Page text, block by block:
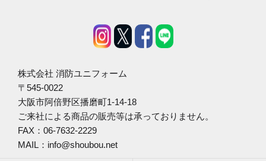
株式会社 消防ユニフォーム
〒545-0022
大阪市阿倍野区播磨町1-14-18
ご来社による商品の販売等は承っておりません。
FAX：06-7632-2229
MAIL：info@shoubou.net